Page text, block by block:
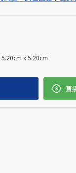
x 5.20cm
直